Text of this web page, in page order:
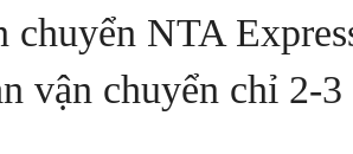
chuyển NTA
vận chuyển chỉ 2-